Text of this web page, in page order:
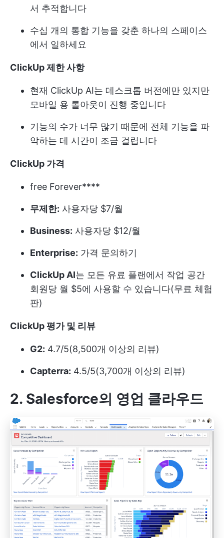
서 추적합니다
수십 개의 통합 기능을 갖춘 하나의 스페이스
에서 일하세요
ClickUp 제한 사항
현재 ClickUp AI는 데스크톱 버전에만 있지만
모바일 용 롤아웃이 진행 중입니다
기능의 수가 너무 많기 때문에 전체 기능을 파
악하는 데 시간이 조금 걸립니다
ClickUp 가격
free Forever****
무제한: 사용자당 $7/월
Business: 사용자당 $12/월
Enterprise: 가격 문의하기
ClickUp AI는 모든 유료 플랜에서 작업 공간
회원당 월 $5에 사용할 수 있습니다(무료 체험
판)
ClickUp 평가 및 리뷰
G2: 4.7/5(8,500개 이상의 리뷰)
Capterra: 4.5/5(3,700개 이상의 리뷰)
2. Salesforce의 영업 클라우드